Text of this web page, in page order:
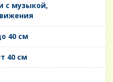
с музыкой,
40 см
40 см